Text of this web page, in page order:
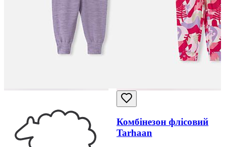
Комбінезон флісовий
Tarhaan